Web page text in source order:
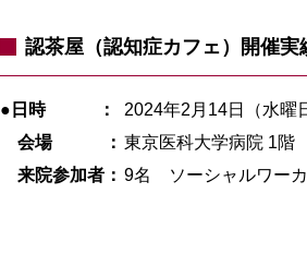
認茶屋（認知症カフェ）開催実
●日時 ： 2024年2月14日（水曜
会場 ： 東京医科大学病院 1階
来院参加者： 9名 ソーシャルワー